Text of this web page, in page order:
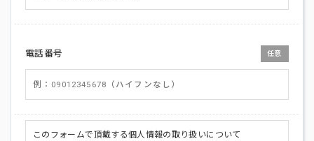
電話番号 任意
このフォームで頂戴する個人情報の取り扱いについて